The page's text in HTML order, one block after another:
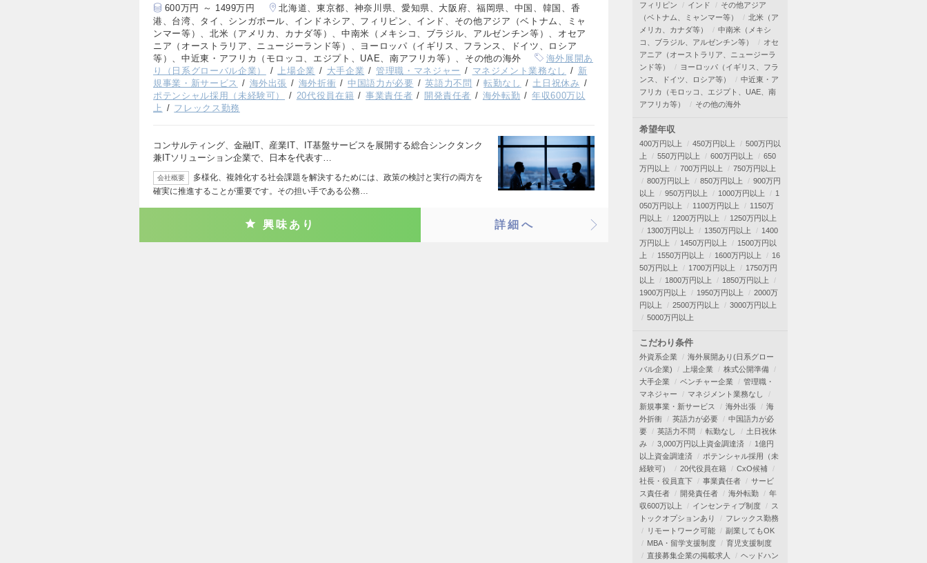
600万円 ～ 1499万円
北海道、東京都、神奈川県、愛知県、大阪府、福岡県、中国、韓国、香
港、台湾、タイ、シンガポール、インドネシア、フィリピン、インド、その他アジア（ベトナム、ミャ
ンマー等）、北米（アメリカ、カナダ等）、中南米（メキシコ、ブラジル、アルゼンチン等）、オセア
ニア（オーストラリア、ニュージーランド等）、ヨーロッパ（イギリス、フランス、ドイツ、ロシア
等）、中近東・アフリカ（モロッコ、エジプト、UAE、南アフリカ等）、その他の海外
海外展開あ
り（日系グローバル企業）
上場企業 大手企業 管理職・マネジャー マネジメント業務なし
新
規事業・新サービス
海外出張 海外折衝 中国語力が必要 英語力不問 転勤なし
土日祝休み
ポテンシャル採用（未経験可）
20代役員在籍 事業責任者 開発責任者 海外転勤
年収600万以
上
フレックス勤務
コンサルティング、金融IT、産業IT、IT基盤サービスを展開する総合シンクタンク
兼ITソリューション企業で、日本を代表す…
会社概要
多様化、複雑化する社会課題を解決するためには、政策の検討と実行の両方を
確実に推進することが重要です。その担い手である公務…
興味あり 詳細へ
フィリピン
インド
その他アジア
（ベトナム、ミャンマー等）
北米（ア
メリカ、カナダ等）
中南米（メキシ
コ、ブラジル、アルゼンチン等）
オセ
アニア（オーストラリア、ニュージーラ
ンド等）
ヨーロッパ（イギリス、フラ
ンス、ドイツ、ロシア等）
中近東・ア
フリカ（モロッコ、エジプト、UAE、南
アフリカ等）
その他の海外
希望年収
400万円以上 450万円以上
500万円以
上
550万円以上 600万円以上
650
万円以上
700万円以上
750万円以上
800万円以上
850万円以上
900万円
以上
950万円以上 1000万円以上
1
050万円以上
1100万円以上
1150万
円以上
1200万円以上
1250万円以上
1300万円以上
1350万円以上
1400
万円以上
1450万円以上
1500万円以
上
1550万円以上 1600万円以上
16
50万円以上
1700万円以上
1750万円
以上
1800万円以上
1850万円以上
1900万円以上
1950万円以上
2000万
円以上
2500万円以上
3000万円以上
5000万円以上
こだわり条件
外資系企業
海外展開あり(日系グロー
バル企業)
上場企業
株式公開準備
大手企業
ベンチャー企業
管理職・
マネジャー
マネジメント業務なし
新規事業・新サービス
海外出張
海
外折衝
英語力が必要
中国語力が必
要
英語力不問 転勤なし
土日祝休
み
3,000万円以上資金調達済
1億円
以上資金調達済
ポテンシャル採用（未
経験可）
20代役員在籍
CxO候補
社長・役員直下
事業責任者
サービ
ス責任者
開発責任者 海外転勤
年
収600万以上
インセンティブ制度
ス
トックオプションあり
フレックス勤務
リモートワーク可能
副業してもOK
MBA・留学支援制度
育児支援制度
直接募集企業の掲載求人
ヘッドハン